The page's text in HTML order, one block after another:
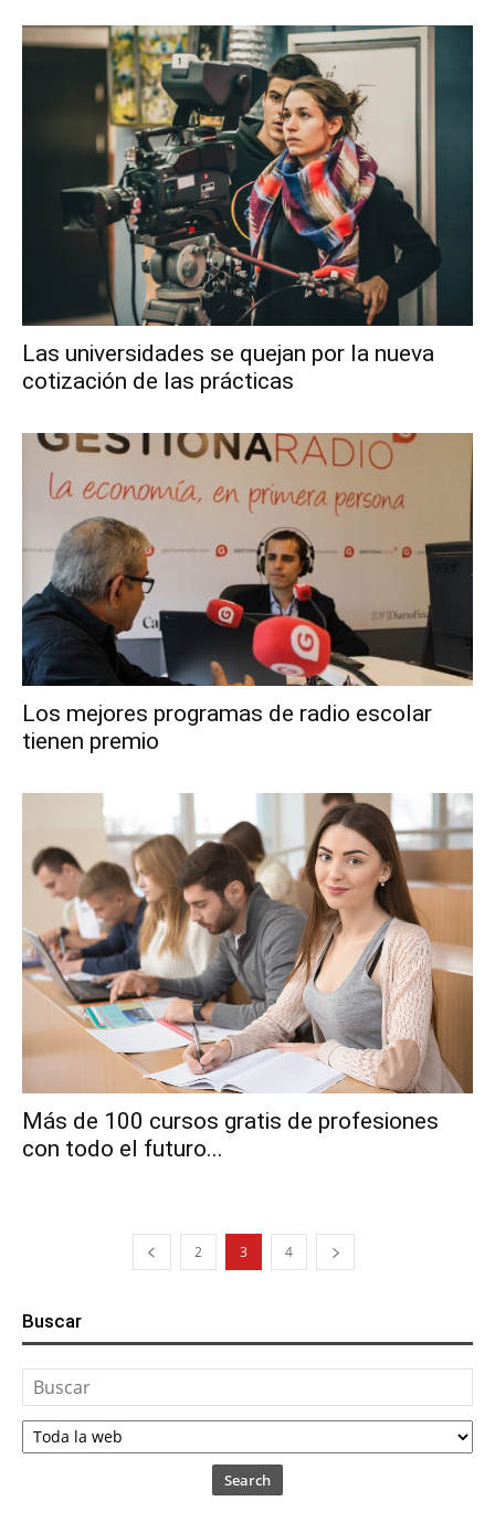
Las universidades se quejan por la nueva
cotización de las prácticas
Los mejores programas de radio escolar
tienen premio
Más de 100 cursos gratis de profesiones
con todo el futuro...
2 3 4
Buscar
Search